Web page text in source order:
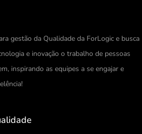
gestão da Qualidade da ForLogic e busca
e inovação o trabalho de pessoas
inspirando as equipes a se engajar e